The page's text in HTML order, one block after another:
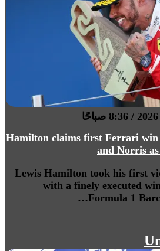
Hamilton claims first Ferrari win
and Norris
Lewis Hamilton took his first
with a finely executed
Formula 1